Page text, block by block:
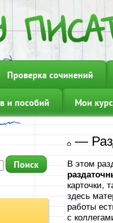
Проверка сочинений
и пособий Мои
—
В этом
карточки,
здесь
работы
с